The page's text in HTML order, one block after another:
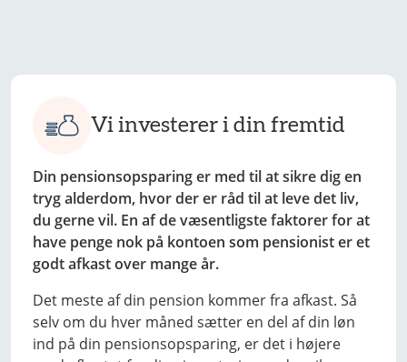
Vi investerer i din fremtid
Din pensionsopsparing er med til at sikre dig en
tryg alderdom, hvor der er råd til at leve det liv,
du gerne vil. En af de væsentligste faktorer for at
have penge nok på kontoen som pensionist er et
godt afkast over mange år.
Det meste af din pension kommer fra afkast. Så
selv om du hver måned sætter en del af din løn
ind på din pensionsopsparing, er det i højere